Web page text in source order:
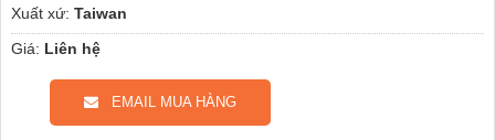
Xuất xứ: Taiwan
Giá: Liên hệ
EMAIL MUA HÀNG